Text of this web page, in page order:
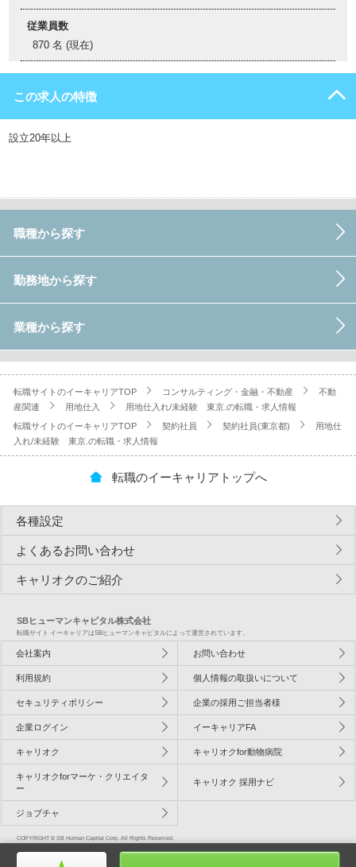
従業員数
870 名 (現在)
この求人の特徴
設立20年以上
職種から探す
勤務地から探す
業種から探す
転職サイトのイーキャリアTOP コンサルティング・金融・不動産
不動
産関連
用地仕入 用地仕入れ/未経験 東京.の転職・求人情報
転職サイトのイーキャリアTOP 契約社員 契約社員(東京都)
用地仕
入れ/未経験 東京.の転職・求人情報
転職のイーキャリアトップへ
各種設定
よくあるお問い合わせ
キャリオクのご紹介
SBヒューマンキャピタル株式会社
転職サイト イーキャリアはSBヒューマンキャピタルによって運営されています。
会社案内 お問い合わせ
利用規約 個人情報の取扱いについて
セキュリティポリシー 企業の採用ご担当者様
企業ログイン イーキャリアFA
キャリオク キャリオクfor動物病院
キャリオクforマーケ・クリエイタ
ー
キャリオク 採用ナビ
ジョブチャ
COPYRIGHT © SB Human Capital Corp. All Rights Reserved.